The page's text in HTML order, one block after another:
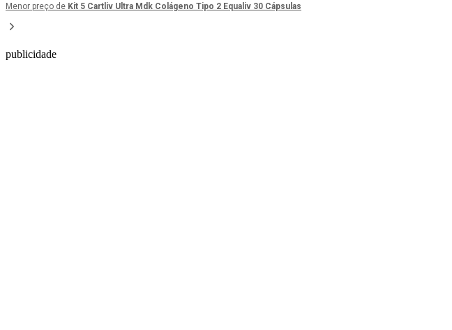
Menor preço de Kit 5 Cartliv Ultra Mdk Colágeno Tipo 2 Equaliv 30 Cápsulas
publicidade